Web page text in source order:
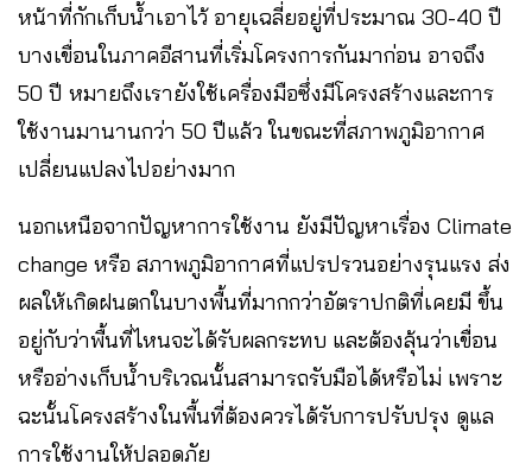
หน้าที่กักเก็บน้ำเอาไว้ อายุเฉลี่ยอยู่ที่ประมาณ 30-40 ปี
บางเขื่อนในภาคอีสานที่เริ่มโครงการกันมาก่อน อาจถึง
50 ปี หมายถึงเรายังใช้เครื่องมือซึ่งมีโครงสร้างและการ
ใช้งานมานานกว่า 50 ปีแล้ว ในขณะที่สภาพภูมิอากาศ
เปลี่ยนแปลงไปอย่างมาก
นอกเหนือจากปัญหาการใช้งาน ยังมีปัญหาเรื่อง Climate
change หรือ สภาพภูมิอากาศที่แปรปรวนอย่างรุนแรง ส่ง
ผลให้เกิดฝนตกในบางพื้นที่มากกว่าอัตราปกติที่เคยมี ขึ้น
อยู่กับว่าพื้นที่ไหนจะได้รับผลกระทบ และต้องลุ้นว่าเขื่อน
หรืออ่างเก็บน้ำบริเวณนั้นสามารถรับมือได้หรือไม่ เพราะ
ฉะนั้นโครงสร้างในพื้นที่ต้องควรได้รับการปรับปรุง ดูแล
การใช้งานให้ปลอดภัย